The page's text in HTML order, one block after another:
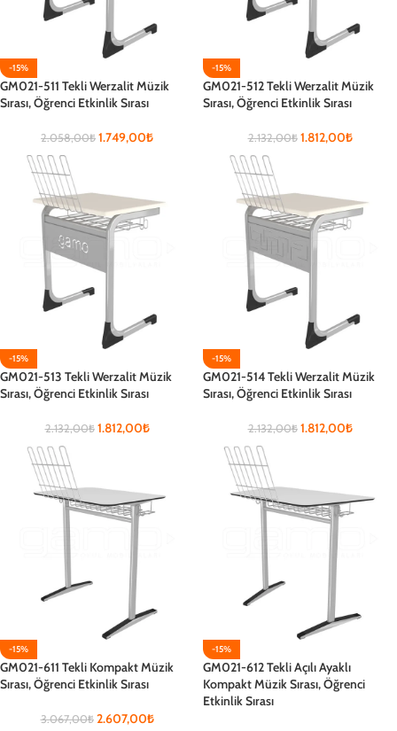
-15%
GM021-511 Tekli Werzalit Müzik
Sırası, Öğrenci Etkinlik Sırası
2.058,00₺ 1.749,00₺
-15%
GM021-512 Tekli Werzalit Müzik
Sırası, Öğrenci Etkinlik Sırası
2.132,00₺ 1.812,00₺
-15%
GM021-513 Tekli Werzalit Müzik
Sırası, Öğrenci Etkinlik Sırası
2.132,00₺ 1.812,00₺
-15%
GM021-514 Tekli Werzalit Müzik
Sırası, Öğrenci Etkinlik Sırası
2.132,00₺ 1.812,00₺
-15%
GM021-611 Tekli Kompakt Müzik
Sırası, Öğrenci Etkinlik Sırası
3.067,00₺ 2.607,00₺
-15%
GM021-612 Tekli Açılı Ayaklı
Kompakt Müzik Sırası, Öğrenci
Etkinlik Sırası